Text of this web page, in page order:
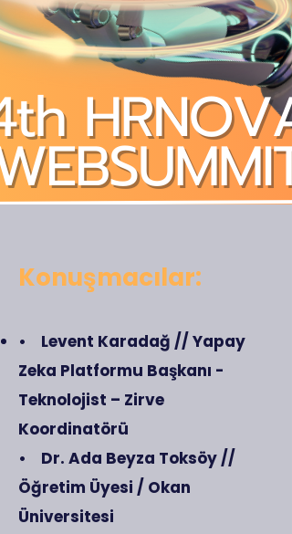
Konuşmacılar:
• Levent Karadağ // Yapay
Zeka Platformu Başkanı -
Teknolojist – Zirve
Koordinatörü
• Dr. Ada Beyza Toksöy //
Öğretim Üyesi / Okan
Üniversitesi